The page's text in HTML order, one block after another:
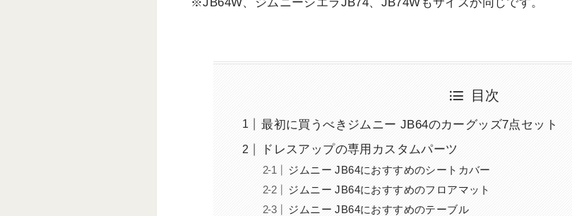
目次
最初に買うべきジムニー JB64のカーグッズ7点セット
ドレスアップの専用カスタムパーツ
ジムニー JB64におすすめのシートカバー
ジムニー JB64におすすめのフロアマット
ジムニー JB64におすすめのテーブル